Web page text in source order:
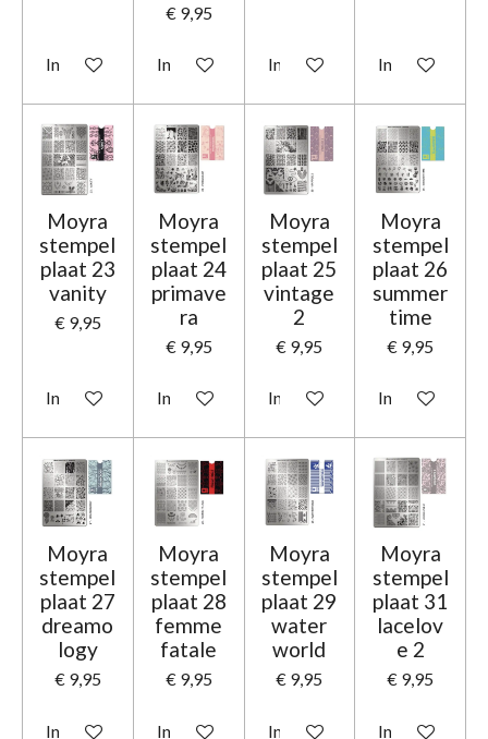
In winkelwagen
€ 9,95
In winkelwagenIn winkelwagenIn
Moyra
stempel
plaat 23
vanity
€ 9,95
In winkelwagen
Moyra
stempel
plaat 24
primave
ra
€ 9,95
In winkelwagen
Moyra
stempel
plaat 25
vintage
2
€ 9,95
In winkelwagen
Moyra
stempel
plaat 26
summer
time
€ 9,95
In
Moyra
stempel
plaat 27
dreamo
logy
€ 9,95
In winkelwagen
Moyra
stempel
plaat 28
femme
fatale
€ 9,95
In winkelwagen
Moyra
stempel
plaat 29
water
world
€ 9,95
In winkelwagen
Moyra
stempel
plaat 31
lacelov
e 2
€ 9,95
In